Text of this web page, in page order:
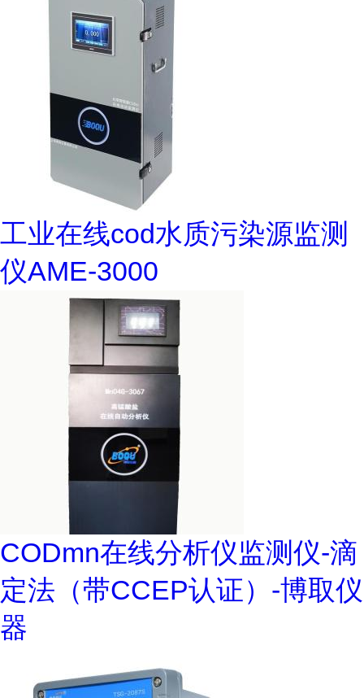
工业在线cod水质污染源监测
仪AME-3000
CODmn在线分析仪监测仪-滴
定法（带CCEP认证）-博取仪
器